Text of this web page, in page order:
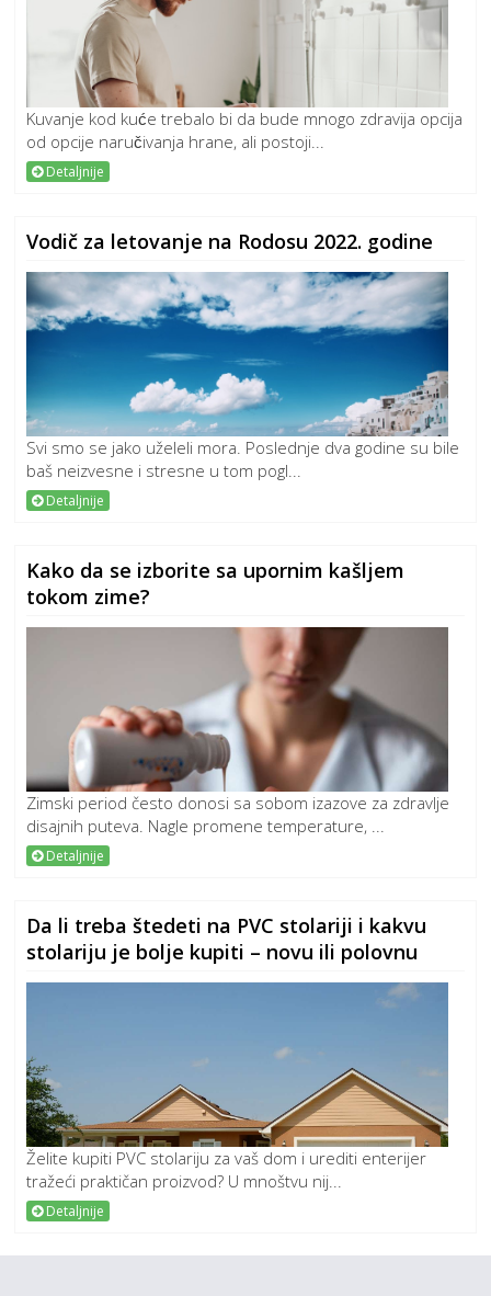
Kuvanje kod kuće trebalo bi da bude mnogo zdravija opcija
od opcije naručivanja hrane, ali postoji...
Detaljnije
Vodič za letovanje na Rodosu 2022. godine
Svi smo se jako uželeli mora. Poslednje dva godine su bile
baš neizvesne i stresne u tom pogl...
Detaljnije
Kako da se izborite sa upornim kašljem
tokom zime?
Zimski period često donosi sa sobom izazove za zdravlje
disajnih puteva. Nagle promene temperature, ...
Detaljnije
Da li treba štedeti na PVC stolariji i kakvu
stolariju je bolje kupiti – novu ili polovnu
Želite kupiti PVC stolariju za vaš dom i urediti enterijer
tražeći praktičan proizvod? U mnoštvu nij...
Detaljnije